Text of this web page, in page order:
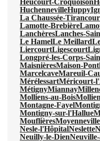
Heucourt-Croquoison
HuchennevilleHuppy
La Chaussée-
Lamotte-Brebière
LanchèresLanches-
Le HamelLe Meillard
LiercourtLigescourt
Longpré-les-Corps-
MaisnièresMaison-
MarcelcaveMareuil-
MérélessartMéricourt-
MétignyMiannay
Molliens-au-Bois
Montagne-Fayel
Montigny-sur-l'Hallue
MouflièresMoyenneville
Nesle-l'HôpitalNeslette
Neuilly-le-Dien